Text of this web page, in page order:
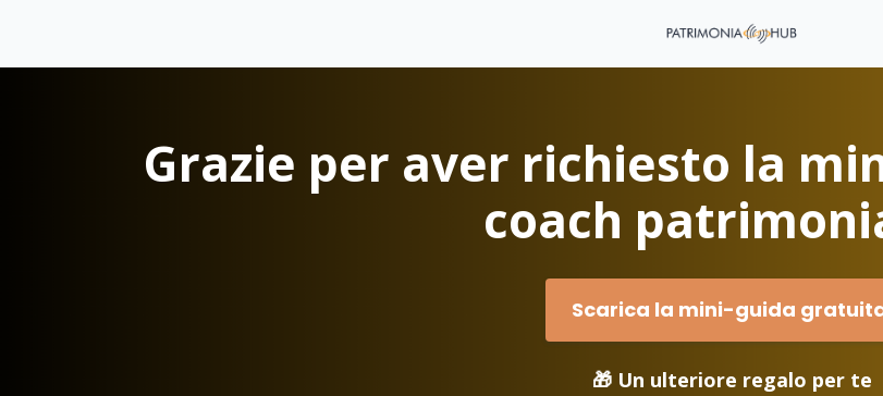
Grazie per aver richiesto la
coach
Scarica la mini-guida
🎁 Un ulteriore regalo per te